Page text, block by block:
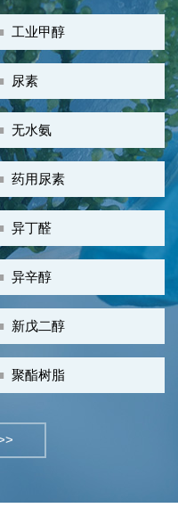
工业甲醇
尿素
无水氨
药用尿素
异丁醛
异辛醇
新戊二醇
聚酯树脂